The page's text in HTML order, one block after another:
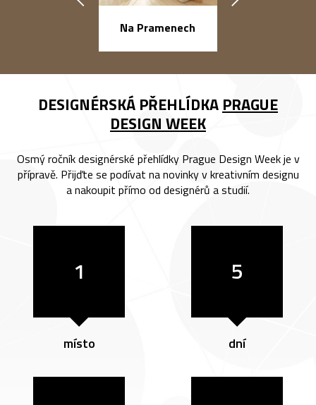
Na Pramenech
DESIGNÉRSKÁ PŘEHLÍDKA PRAGUE
DESIGN WEEK
Osmý ročník designérské přehlídky Prague Design Week je v
přípravě. Přijďte se podívat na novinky v kreativním designu
a nakoupit přímo od designérů a studií.
1
místo
5
dní